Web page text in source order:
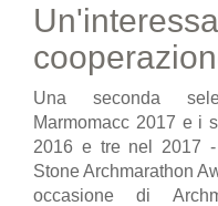
Una seconda
Marmomacc 2017 e i
2016 e tre nel 2017
Stone Archmarathon
occasione di